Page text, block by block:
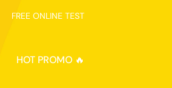
FREE ONLINE TEST
HOT PROMO 🔥